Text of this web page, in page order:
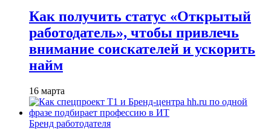
Как получить статус «Открытый
работодатель», чтобы привлечь
внимание соискателей и ускорить
найм
16 марта
Бренд работодателя